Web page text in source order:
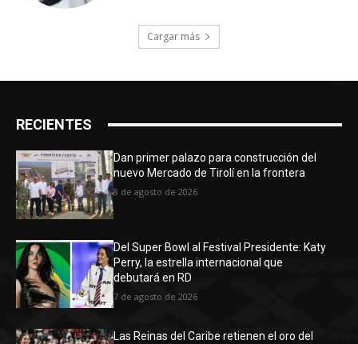
Cargar más
RECIENTES
Dan primer palazo para construcción del
nuevo Mercado de Tirolí en la frontera
8 de agosto de 2026
Del Super Bowl al Festival Presidente: Katy
Perry, la estrella internacional que
debutará en RD
7 de agosto de 2026
Las Reinas del Caribe retienen el oro del